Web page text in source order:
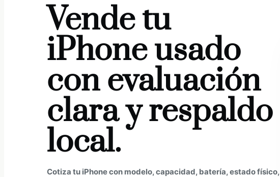
Vende tu
iPhone usado
con evaluación
clara y respaldo
local.
Cotiza tu iPhone con modelo, capacidad, batería, estado físico,